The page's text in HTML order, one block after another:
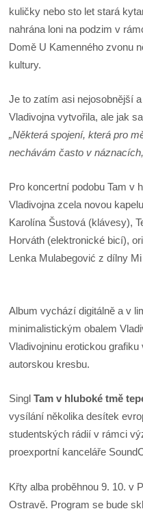
kuličky nebo sto let stará
nahrána loni na podzim v
Domě U Kamenného zvonu
kultury.
Je to zatím asi nejosobnější
Vladivojna vytvořila, ale jak
„Některá spojení, která pro
nechávám často v
Pro koncertní podobu Tam v
Vladivojna zcela novou
Karolína Šustová (klávesy),
Horváth (elektronické bicí),
Lenka Mulabegović z dílny
Album vychází digitálně a v
minimalistickým obalem
Vladivojninu erotickou
autorskou kresbu.
Singl Tam v hluboké tmě
vysílání několika desítek
studentských rádií v rámci
proexportní kanceláře
Křty alba proběhnou 9. 10. v
Ostravě. Program se bude